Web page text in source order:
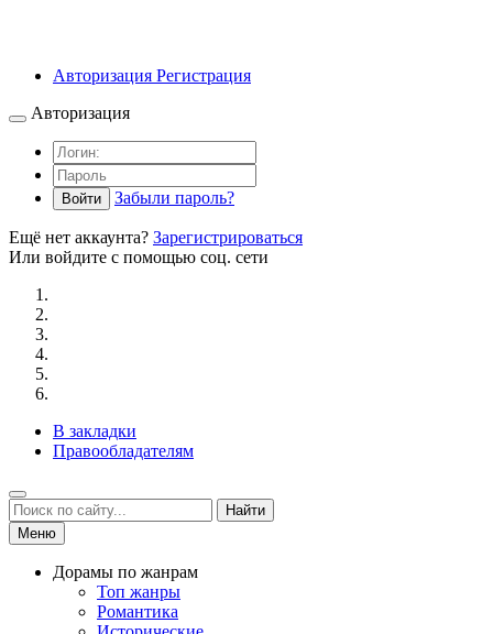
Авторизация Регистрация
Авторизация
Войти Забыли пароль?
Ещё нет аккаунта? Зарегистрироваться
Или войдите с помощью соц. сети
В закладки
Правообладателям
Найти
Меню
Дорамы по жанрам
Топ жанры
Романтика